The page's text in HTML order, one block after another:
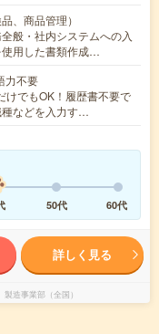
、商品管理）
般・社内システムへの入
使用した書類作成…
力不要
でもOK！履歴書不要で
などを入力す…
50代 60代
詳しく見る
造事業部（全国）